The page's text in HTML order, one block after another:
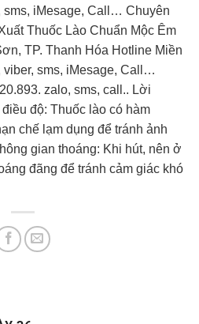
sms, iMesage, Call… Chuyên
Thuốc Lào Chuẩn Mộc Êm
TP. Thanh Hóa Hotline Miền
viber, sms, iMesage, Call…
zalo, sms, call.. Lời
độ: Thuốc lào có hàm
chế lạm dụng để tránh ảnh
gian thoáng: Khi hút, nên ở
đãng để tránh cảm giác khó